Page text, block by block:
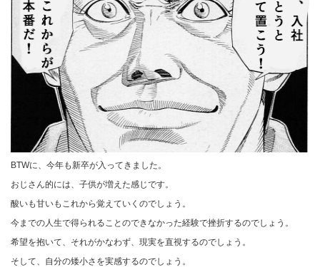
BTWに、今年も新卒が入ってきました。
おじさん的には、子供が増えた感じです。
酸いも甘いもこれから覚えていくのでしょう。
今までの人生で得られることのできなかった経験で挫折するのでしょう。
希望を抱いて、それがかなわず、現実を直視するのでしょう。
そして、自分の矮小さを実感するのでしょう。